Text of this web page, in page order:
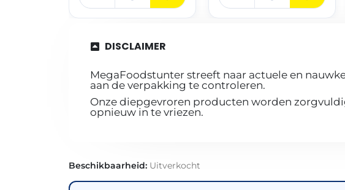
DISCLAIMER
MegaFoodstunter streeft naar actuele en
aan de verpakking te controleren.
Onze diepgevroren producten worden
opnieuw in te vriezen.
Beschikbaarheid: Uitverkocht